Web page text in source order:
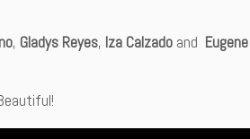
, Gladys Reyes, Iza Calzado and